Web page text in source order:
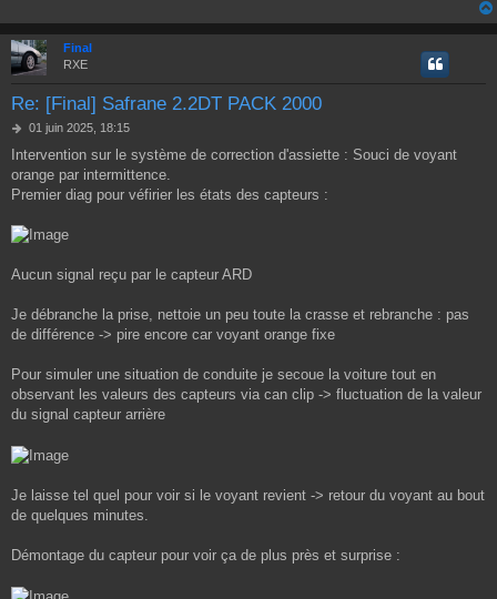
Final
RXE
Re: [Final] Safrane 2.2DT PACK 2000
M
s
s
a
e
01 juin 2025, 18:15
Intervention sur le système de correction d'assiette : Souci de voyant
orange par intermittence.
Premier diag pour véfirier les états des capteurs :
Aucun signal reçu par le capteur ARD
Je débranche la prise, nettoie un peu toute la crasse et rebranche : pas
de différence -> pire encore car voyant orange fixe
Pour simuler une situation de conduite je secoue la voiture tout en
observant les valeurs des capteurs via can clip -> fluctuation de la valeur
du signal capteur arrière
Je laisse tel quel pour voir si le voyant revient -> retour du voyant au bout
de quelques minutes.
Démontage du capteur pour voir ça de plus près et surprise :